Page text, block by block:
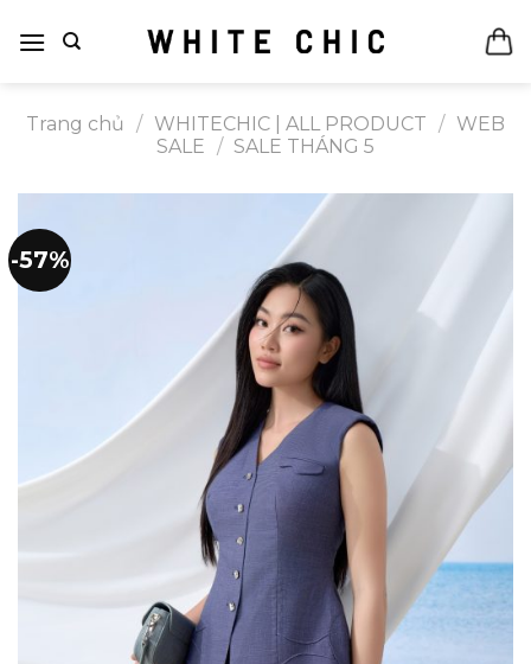
qua
Trang chủ
/ WHITECHIC | ALL PRODUCT / WEB
SALE / SALE THÁNG 5
-57%